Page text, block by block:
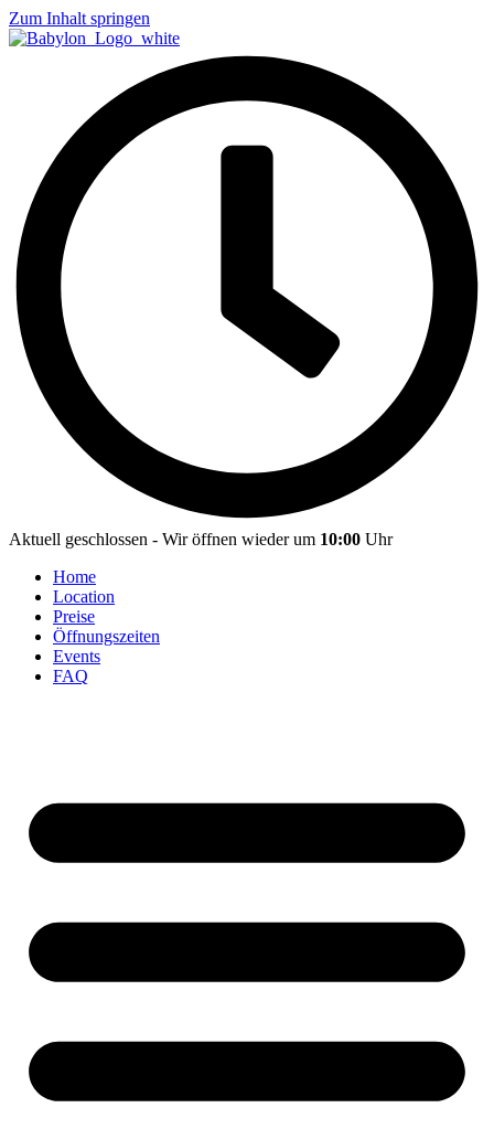
Zum Inhalt springen
Aktuell geschlossen - Wir öffnen wieder um 10:00 Uhr
Home
Location
Preise
Öffnungszeiten
Events
FAQ